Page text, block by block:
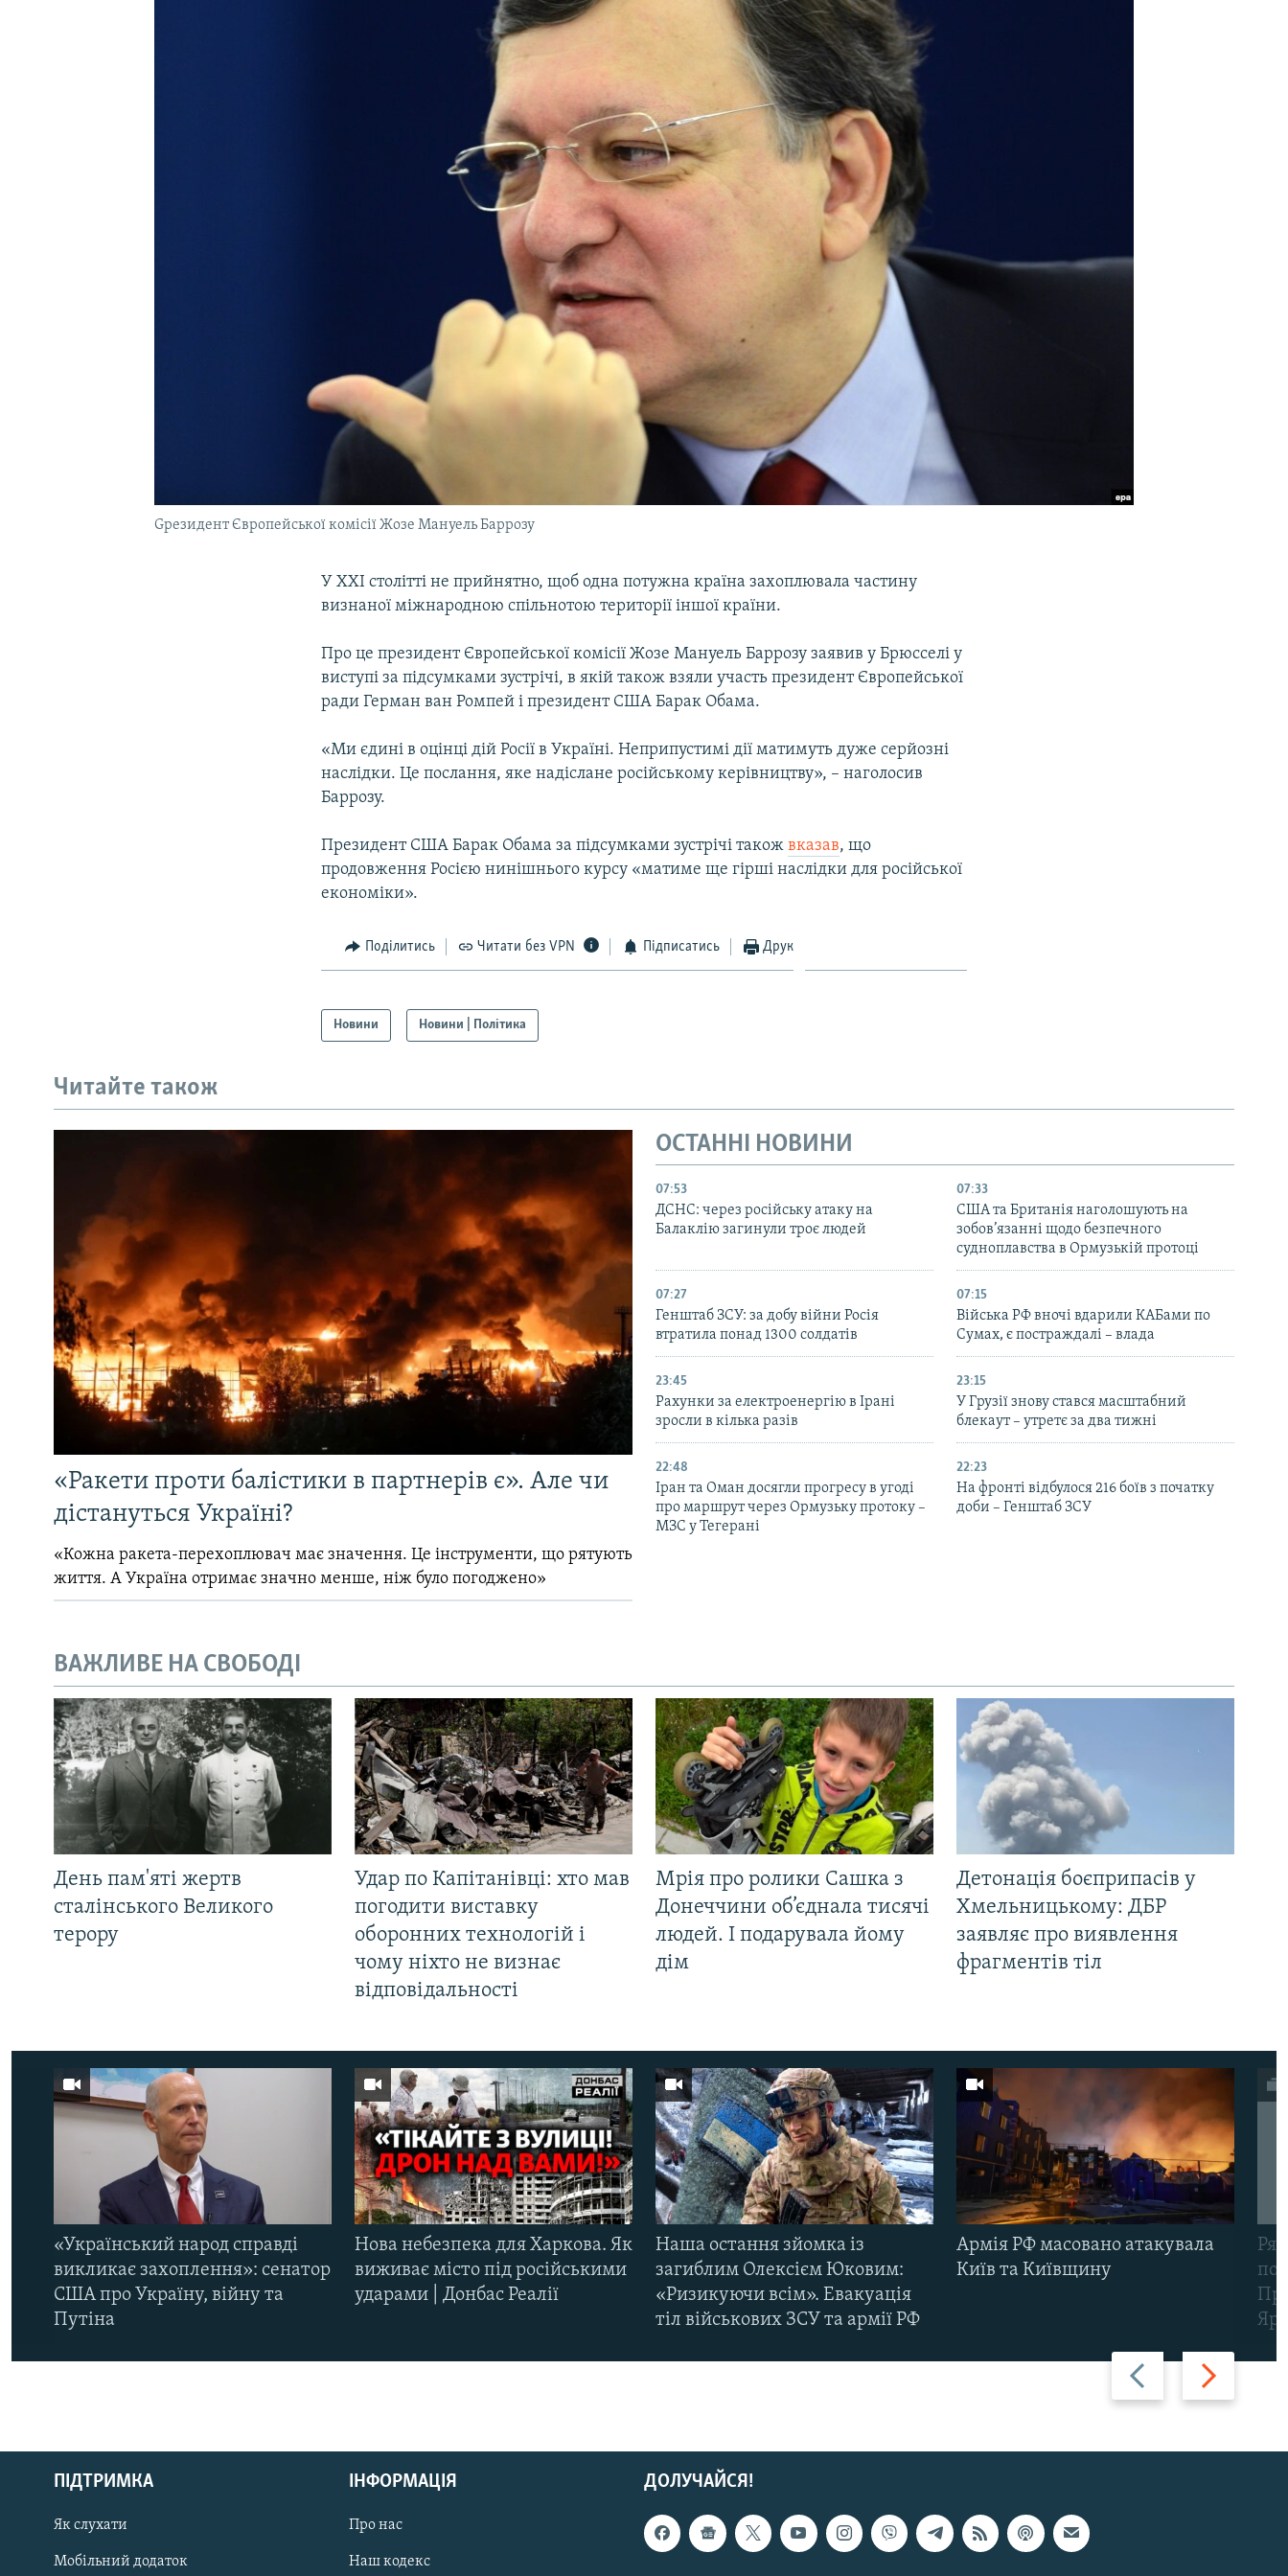
РУС
ДОЛУЧАЙСЯ!
Gрезидент Європейської комісії Жозе Мануель Баррозу
У ХХІ столітті не прийнятно, щоб одна потужна країна захоплювала частину
визнаної міжнародною спільнотою території іншої країни.
Про це президент Європейської комісії Жозе Мануель Баррозу заявив у Брюсселі у
виступі за підсумками зустрічі, в якій також взяли участь президент Європейської
ради Герман ван Ромпей і президент США Барак Обама.
«Ми єдині в оцінці дій Росії в Україні. Неприпустимі дії матимуть дуже серйозні
наслідки. Це послання, яке надіслане російському керівництву», – наголосив
Баррозу.
Президент США Барак Обама за підсумками зустрічі такожвказав, що
продовження Росією нинішнього курсу «матиме ще гірші наслідки для російської
економіки».
Поділитись Читати без VPN Підписатись Друк
Новини Новини | Політика
Читайте також
«Ракети проти балістики в партнерів є». Але чи
дістануться Україні?
«Кожна ракета-перехоплювач має значення. Це інструменти, що рятують
життя. А Україна отримає значно менше, ніж було погоджено»
ОСТАННІ НОВИНИ
07:53
ДСНС: через російську атаку на
Балаклію загинули троє людей
07:33
США та Британія наголошують на
зобов’язанні щодо безпечного
судноплавства в Ормузькій протоці
07:27
Генштаб ЗСУ: за добу війни Росія
втратила понад 1300 солдатів
07:15
Війська РФ вночі вдарили КАБами по
Сумах, є постраждалі – влада
23:45
Рахунки за електроенергію в Ірані
зросли в кілька разів
23:15
У Грузії знову стався масштабний
блекаут – утретє за два тижні
22:48
Іран та Оман досягли прогресу в угоді
про маршрут через Ормузьку протоку –
МЗС у Тегерані
22:23
На фронті відбулося 216 боїв з початку
доби – Генштаб ЗСУ
ВАЖЛИВЕ НА СВОБОДІ
День пам'яті жертв
сталінського Великого
терору
Удар по Капітанівці: хто мав
погодити виставку
оборонних технологій і
чому ніхто не визнає
відповідальності
Мрія про ролики Сашка з
Донеччини об’єднала тисячі
людей. І подарувала йому
дім
Детонація боєприпасів у
Хмельницькому: ДБР
заявляє про виявлення
фрагментів тіл
Назад Вперед
«Український народ справді
викликає захоплення»: сенатор
США про Україну, війну та
Путіна
Нова небезпека для Харкова. Як
виживає місто під російськими
ударами | Донбас Реалії
Наша остання зйомка із
загиблим Олексієм Юковим:
«Ризикуючи всім». Евакуація
тіл військових ЗСУ та армії РФ
Армія РФ масовано атакувала
Київ та Київщину
ДОЛУЧАЙСЯ!
ПІДТРИМКА
Як слухати
Мобільний додаток
ІНФОРМАЦІЯ
Про нас
Наш кодекс